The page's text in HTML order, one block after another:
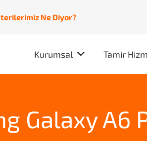
Ne Diyor?
Kurumsal Tamir
Galaxy A6